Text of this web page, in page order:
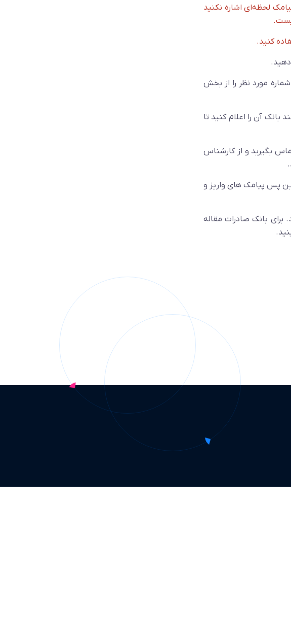
لحظه‌ای اشاره نکنید
کنید.
مورد نظر را از بخش
آن را اعلام کنید تا
صورتی که شماره مربوط به سامانه پِی زیتو را اعلام کرده اید باید با شماره 02166054824 تماس بگیرید و از کارشناس
پس پیامک های واریز و
برای بانک صادرات مقاله